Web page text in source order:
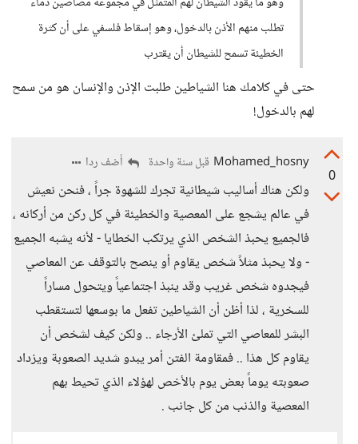
تطلب منهم الأذن بالدخول، وهو إسقاط فلسفي على أن كثرة
الخطيئة تسمح للشيطان أن يقترب
حتى في كلامك هنا الشياطين طلبت الإذن والإنسان هو من سمح
لهم بالدخول!
0
Mohamed_hosny قبل سنة واحدة أضف ردا
ولكن هناك أساليب شيطانية تجرك للشهوة جراً ، فنحن نعيش
في عالم يشجع على المعصية والخطيئة في كل ركن من أركانه ،
فالجميع يحبذ الشخص الذي يرتكب الخطايا - لأنه يشبه الجميع
- ولا يحبذ مثلاً شخص يقاوم أو ينصح بالتوقف عن المعاصي
فيجدوه شخص غريب وقد ينبذ اجتماعياً ويتحول مساراً
للسخرية ، لذا أظن أن الشياطين تفعل ما بوسعها لتستقطب
البشر للمعاصي التي تملئ الأرجاء .. ولكن كيف لشخص أن
يقاوم كل هذا .. فمقاومة الفتن أمر يبدو شديد الصعوبة ويزداد
صعوبته يوماً بعض يوم بالأخص لهؤلاء الذي تحيط بهم
المعصية والذنب من كل جانب .